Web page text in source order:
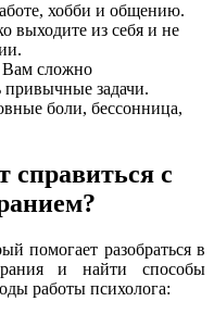
хобби и общению.
выходите из себя и не
Вам сложно
привычные задачи.
боли, бессонница,
справиться с
помогает разобраться в
и найти способы
работы психолога: